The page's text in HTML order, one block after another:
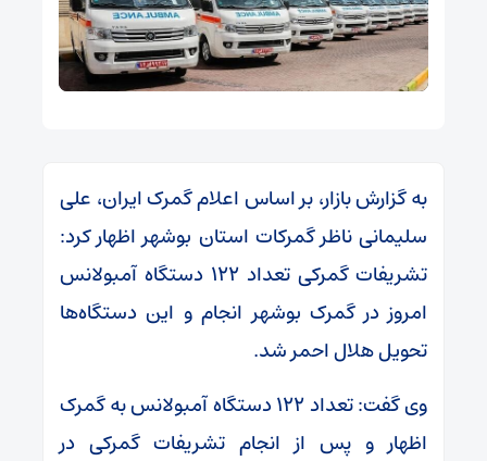
به گزارش بازار، بر اساس اعلام گمرک ایران، علی
سلیمانی ناظر گمرکات استان بوشهر اظهار کرد:
تشریفات گمرکی تعداد ۱۲۲ دستگاه آمبولانس
امروز در گمرک بوشهر انجام و این دستگاه‌ها
تحویل هلال احمر شد.
وی گفت: تعداد ۱۲۲ دستگاه آمبولانس به گمرک
اظهار و پس از انجام تشریفات گمرکی در